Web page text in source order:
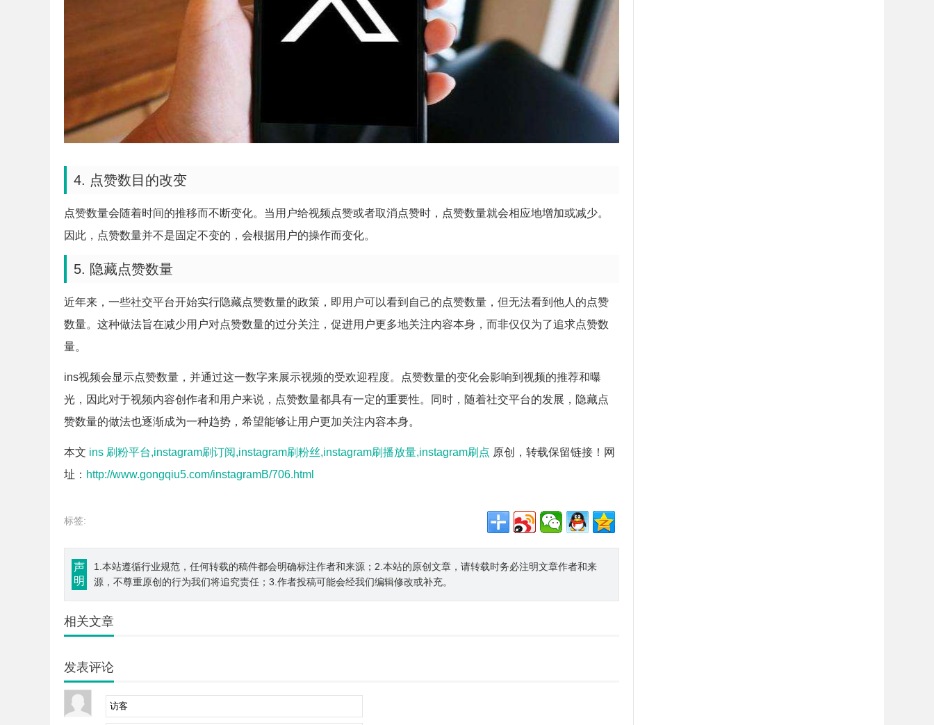
4. 点赞数目的改变
点赞数量会随着时间的推移而不断变化。当用户给视频点赞或者取消点赞时，点赞数量就会相应地增加或减少。
因此，点赞数量并不是固定不变的，会根据用户的操作而变化。
5. 隐藏点赞数量
近年来，一些社交平台开始实行隐藏点赞数量的政策，即用户可以看到自己的点赞数量，但无法看到他人的点赞
数量。这种做法旨在减少用户对点赞数量的过分关注，促进用户更多地关注内容本身，而非仅仅为了追求点赞数
量。
ins视频会显示点赞数量，并通过这一数字来展示视频的受欢迎程度。点赞数量的变化会影响到视频的推荐和曝
光，因此对于视频内容创作者和用户来说，点赞数量都具有一定的重要性。同时，随着社交平台的发展，隐藏点
赞数量的做法也逐渐成为一种趋势，希望能够让用户更加关注内容本身。
本文 ins 刷粉平台,instagram刷订阅,instagram刷粉丝,instagram刷播放量,instagram刷点 原创，转载保留链接！网
址： http://www.gongqiu5.com/instagramB/706.html
标签:
声
明
1.本站遵循行业规范，任何转载的稿件都会明确标注作者和来源；2.本站的原创文章，请转载时务必注明文章作者和来
源，不尊重原创的行为我们将追究责任；3.作者投稿可能会经我们编辑修改或补充。
相关文章
发表评论